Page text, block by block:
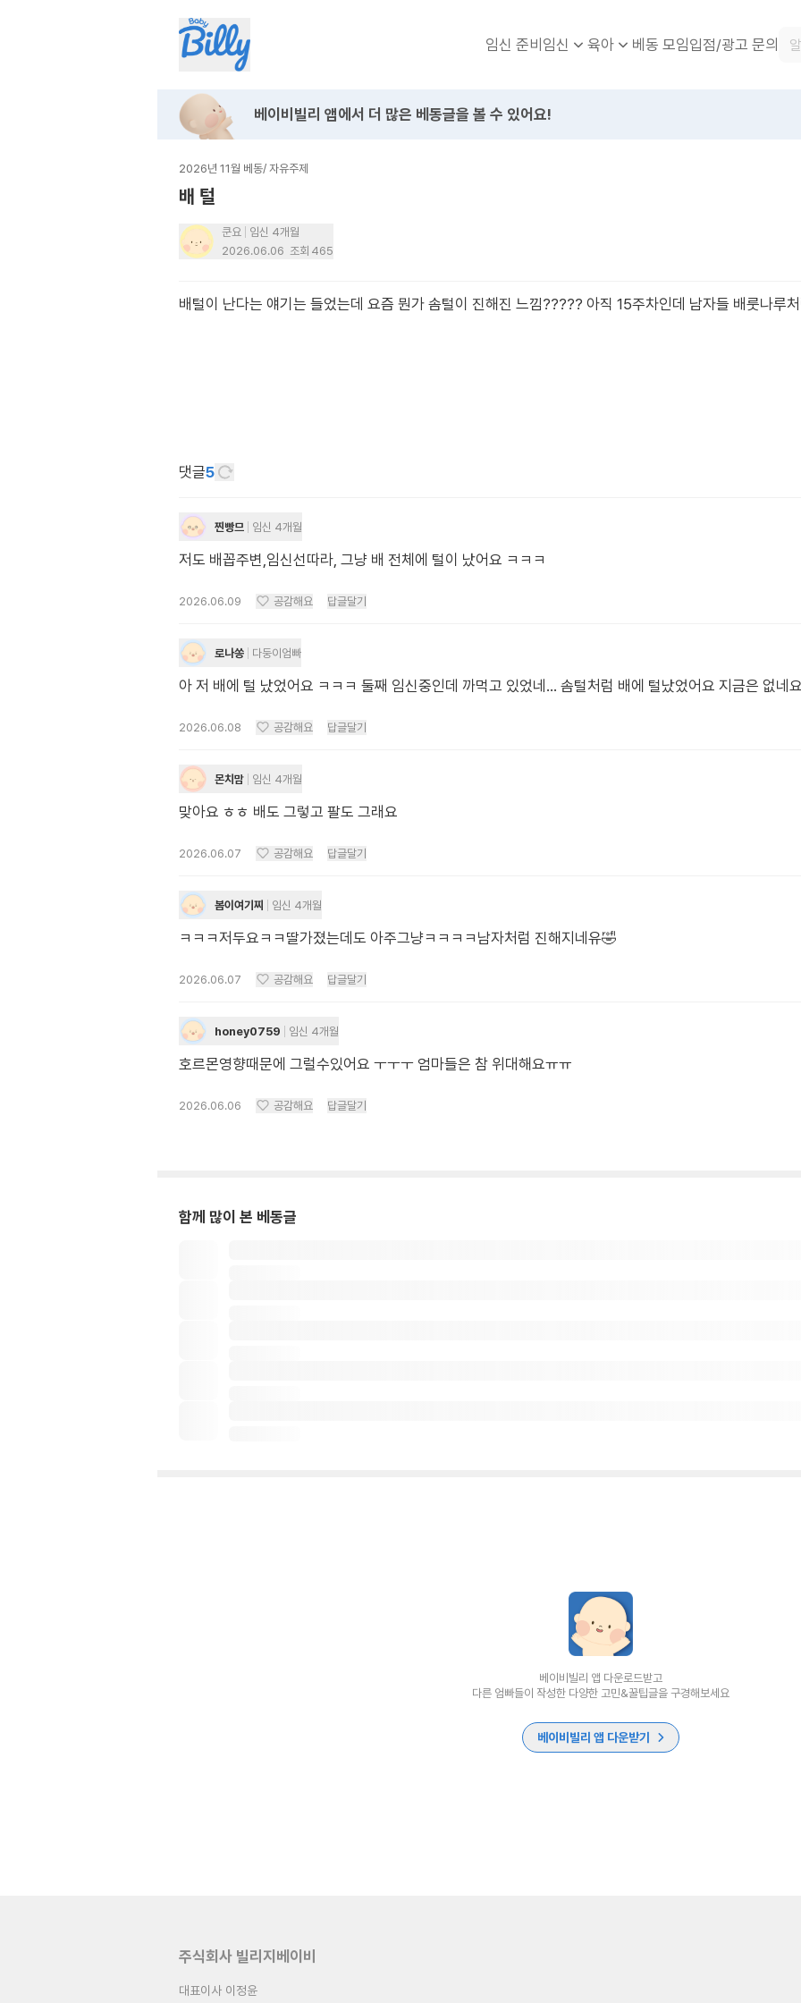
임신 준비임신 육아 베동 모임입점/광고 문의
베이비빌리 앱에서 더 많은 베동글을 볼 수 있어요!
2026년 11월 베동/ 자유주제
배 털
쿤요
임신 4개월
2026.06.06 조회 465
배털이 난다는 얘기는 들었는데 요즘 뭔가 솜털이 진해진 느낌????? 아직 15주차인데 남자들 배룻나루
댓글5
찐빵므 임신 4개월
저도 배꼽주변,임신선따라, 그냥 배 전체에 털이 났어요 ㅋㅋㅋ
2026.06.09 공감해요 답글달기
로나쏭 다둥이엄빠
아 저 배에 털 났었어요 ㅋㅋㅋ 둘째 임신중인데 까먹고 있었네... 솜털처럼 배에 털났었어요 지금은 없네요
2026.06.08 공감해요 답글달기
몬치맘 임신 4개월
맞아요 ㅎㅎ 배도 그렇고 팔도 그래요
2026.06.07 공감해요 답글달기
봄이여기찌 임신 4개월
ㅋㅋㅋ저두요ㅋㅋ딸가졌는데도 아주그냥ㅋㅋㅋㅋ남자처럼 진해지네유🤣
2026.06.07 공감해요 답글달기
honey0759 임신 4개월
호르몬영향때문에 그럴수있어요 ㅜㅜㅜ 엄마들은 참 위대해요ㅠㅠ
2026.06.06 공감해요 답글달기
함께 많이 본 베동글
베이비빌리 앱 다운로드받고
다른 엄빠들이 작성한 다양한 고민&꿀팁글을 구경해보세요
베이비빌리 앱 다운받기
주식회사 빌리지베이비
대표이사 이정윤